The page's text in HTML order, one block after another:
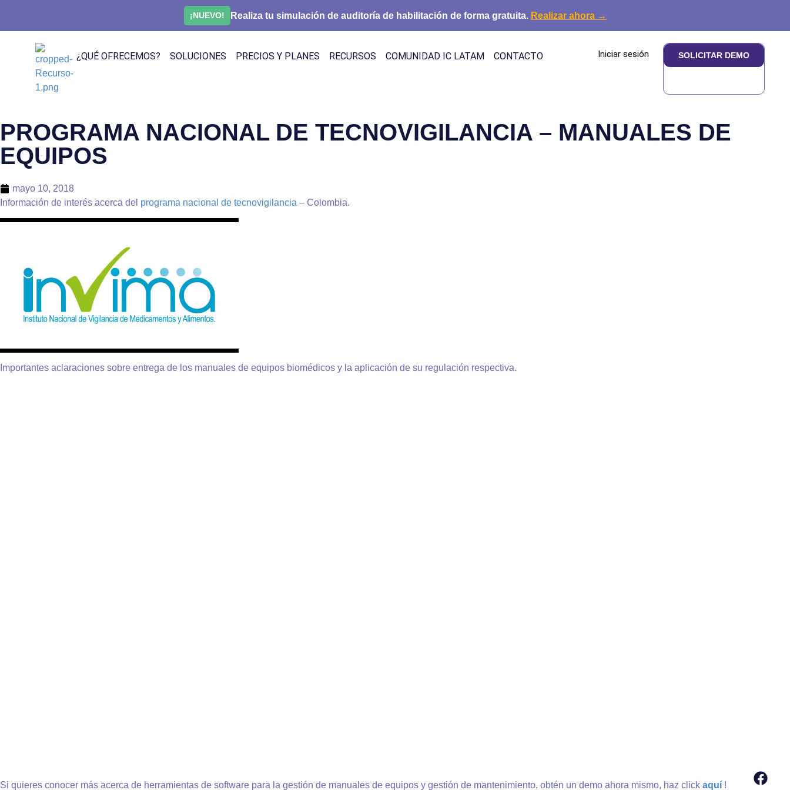
¡NUEVO! Realiza tu simulación de auditoría de habilitación de forma gratuita. Realizar ahora →
¿QUÉ OFRECEMOS? SOLUCIONES PRECIOS Y PLANES RECURSOS COMUNIDAD IC LATAM CONTACTO Iniciar sesión SOLICITAR DEMO
PROGRAMA NACIONAL DE TECNOVIGILANCIA – MANUALES DE
EQUIPOS
mayo 10, 2018
Información de interés acerca del programa nacional de tecnovigilancia – Colombia.
Importantes aclaraciones sobre entrega de los manuales de equipos biomédicos y la aplicación de su regulación respectiva.
Si quieres conocer más acerca de herramientas de software para la gestión de manuales de equipos y gestión de mantenimiento, obtén un demo ahora mismo, haz click aquí !